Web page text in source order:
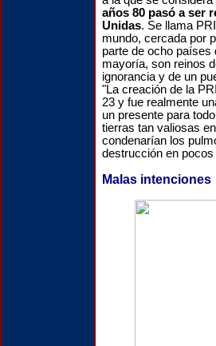
años 80 pasó a ser
Unidas. Se llama
mundo, cercada por
parte de ocho
mayoría, son reinos
ignorancia y de un
"La creación de la
23 y fue realmente
un presente para
tierras tan valiosas
condenarían los
destrucción en pocos
Malas intenciones